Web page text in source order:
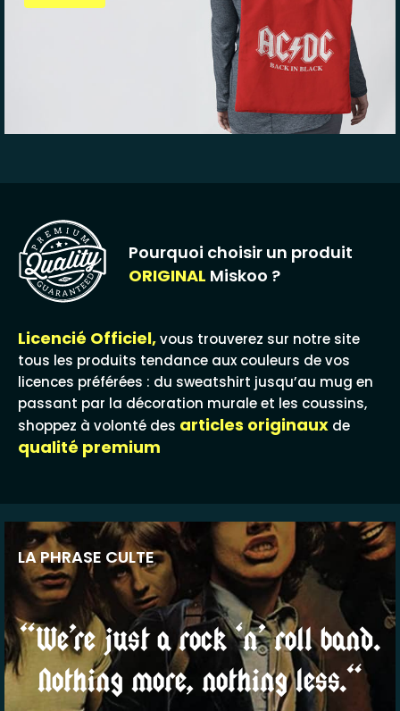
Pourquoi choisir un produit
ORIGINAL Miskoo ?
Licencié Officiel,vous trouverez sur notre site
tous les produits tendance aux couleurs de vos
licences préférées : du sweatshirt jusqu’au mug en
passant par la décoration murale et les coussins,
shoppez à volonté des articles originaux de
qualité premium
LA PHRASE CULTE
“We’re just a rock ‘n’ roll band.
Nothing more, nothing less.“